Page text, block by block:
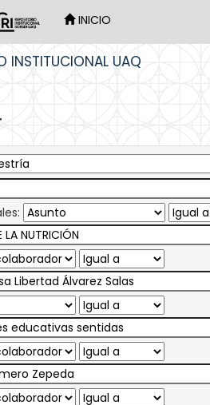
INICIO
INSTITUCIONAL UAQ